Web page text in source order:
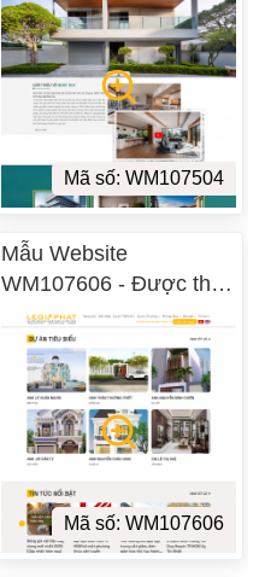
Mã số: WM107504
Mẫu Website
WM107606 - Được thiết
kế tại Vũng Tàu
Mã số: WM107606